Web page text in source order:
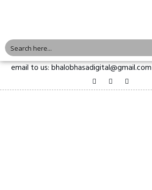
email to us: bhalobhasadigital@gmail.com